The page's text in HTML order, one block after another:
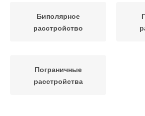
Биполярное
расстройство
Пограничные
расстройства